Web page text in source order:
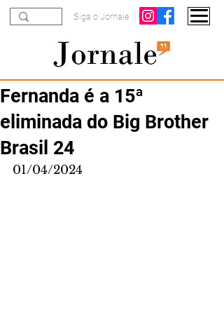
Siga o Jornale
Fernanda é a 15ª
eliminada do Big Brother
Brasil 24
01/04/2024